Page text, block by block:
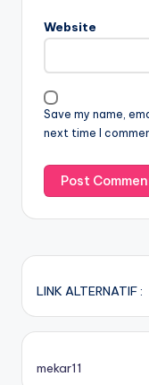
Website
Save my name,
next time I
LINK ALTERNATIF :
mekar11